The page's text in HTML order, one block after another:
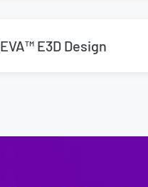
E3D Design